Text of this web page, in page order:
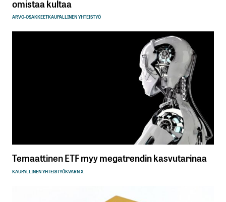
omistaa kultaa
ARVO-OSAKKEETKAUPALLINEN YHTEISTYÖ
Temaattinen ETF myy megatrendin kasvutarinaa
KAUPALLINEN YHTEISTYÖKVARN X